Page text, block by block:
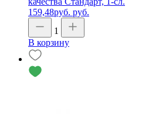
159,48руб. руб.
1
В корзину